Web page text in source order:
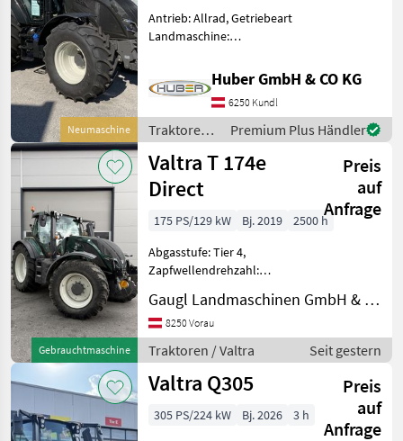
Neumaschine
Antrieb: Allrad, Getriebeart
Landmaschine:
Plattform: Kabine,
Zapfwellendrehzahl:
540/540E/1000,
Höchstgeschwindigkeit in
km/h: 40 km/h, Aufladung:
Tu
Huber GmbH & CO KG
6250 Kundl
Traktoren /
Valtra
Premium Plus Händler
Gebrauchtmaschine
Valtra T 174e
Direct
Preis
auf
Anfrage
175 PS/129 kW Bj. 2019
2500 h
Abgasstufe: Tier 4,
Zapfwellendrehzahl:
Turbolader mit
Ladeluftkühlung,
Höchstgeschwindigkeit in
km/h: 50 km/h, Getriebeart
Landmaschine: Stufe
Gaugl Landmaschinen GmbH & Co KG
8250 Vorau
Traktoren / Valtra Seit gestern
Valtra Q305
Preis
auf
Anfrage
305 PS/224 kW Bj. 2026 3 h